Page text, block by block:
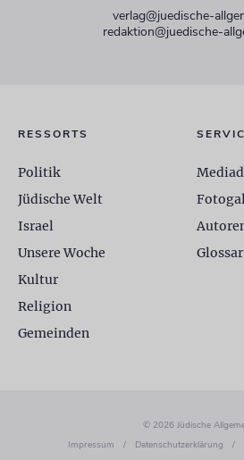
verlag@juedische-
redaktion@juedische-
RESSORTS
Politik
Jüdische Welt
Israel
Unsere Woche
Kultur
Religion
Gemeinden
Glossar
© 2026 Jüdische
Impressum
/ Datenschutzerklärung /